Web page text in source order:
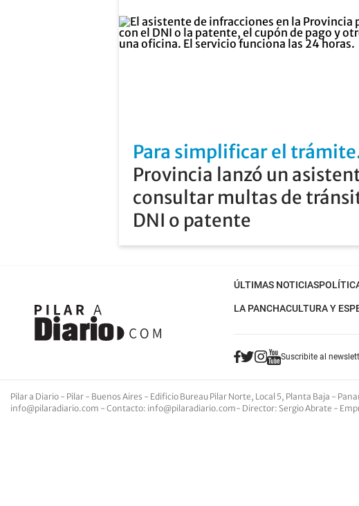
Para simplificar el trámite
Provincia lanzó un
consultar multas de
DNI o patente
ÚLTIMAS NOTICIAS
LA PANCHACULTURA Y
Suscribite al
Pilar a Diario - Pilar - Buenos Aires - Edificio Bureau Pilar Norte, Local 5, Planta Baja -
info@pilaradiario.com - Contacto: info@pilaradiario.com- Director: Sergio Abrate -